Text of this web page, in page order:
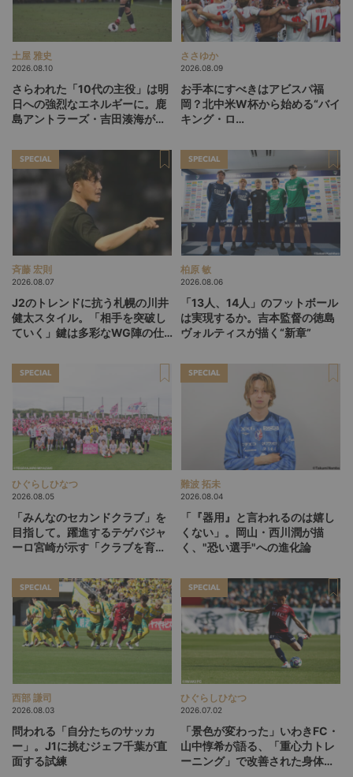
土屋 雅史
2026.08.10
さらわれた「10代の主役」は明
日への強烈なエネルギーに。鹿
島アントラーズ・吉田湊海が足
トステージ」
ささゆか
2026.08.09
お手本にすべきはアビスパ福
岡？北中米W杯から始める“バイ
キング・ロ
探す旅
SPECIAL
斉藤 宏則
2026.08.07
J2のトレンドに抗う札幌の川井
健太スタイル。「相手を突破し
ていく」鍵は多彩なWG陣の仕
SPECIAL
柏原 敏
2026.08.06
「13人、14人」のフットボール
は実現するか。吉本監督の徳島
ヴォルティスが描く“新章”
SPECIAL
ひぐらしひなつ
2026.08.05
「みんなのセカンドクラブ」を
目指して。躍進するテゲバジャ
ーロ宮崎が示す「クラブを育て
SPECIAL
難波 拓未
2026.08.04
「『器用』と言われるのは嬉し
くない」。岡山・西川潤が描
く、"恐い選手"への進化論
SPECIAL
西部 謙司
2026.08.03
問われる「自分たちのサッカ
ー」。J1に挑むジェフ千葉が直
面する試練
SPECIAL
ひぐらしひなつ
2026.07.02
「景色が変わった」いわきFC・
山中惇希が語る、「重心力トレ
ーニング」で改善された身体と